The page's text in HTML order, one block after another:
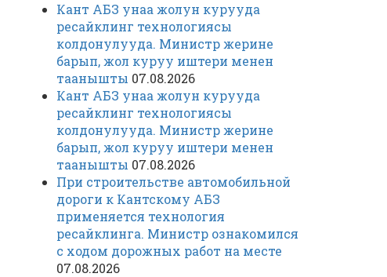
Кант АБЗ унаа жолун курууда
ресайклинг технологиясы
колдонулууда. Министр жерине
барып, жол куруу иштери менен
таанышты 07.08.2026
Кант АБЗ унаа жолун курууда
ресайклинг технологиясы
колдонулууда. Министр жерине
барып, жол куруу иштери менен
таанышты 07.08.2026
При строительстве автомобильной
дороги к Кантскому АБЗ
применяется технология
ресайклинга. Министр ознакомился
с ходом дорожных работ на месте
07.08.2026